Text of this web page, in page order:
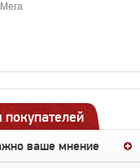
ваше мнение